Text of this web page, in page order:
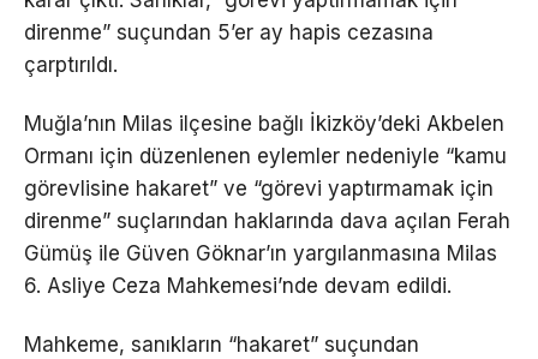
direnme” suçundan 5’er ay hapis cezasına
çarptırıldı.
Muğla’nın Milas ilçesine bağlı İkizköy’deki Akbelen
Ormanı için düzenlenen eylemler nedeniyle “kamu
görevlisine hakaret” ve “görevi yaptırmamak için
direnme” suçlarından haklarında dava açılan Ferah
Gümüş ile Güven Göknar’ın yargılanmasına Milas
6. Asliye Ceza Mahkemesi’nde devam edildi.
Mahkeme, sanıkların “hakaret” suçundan